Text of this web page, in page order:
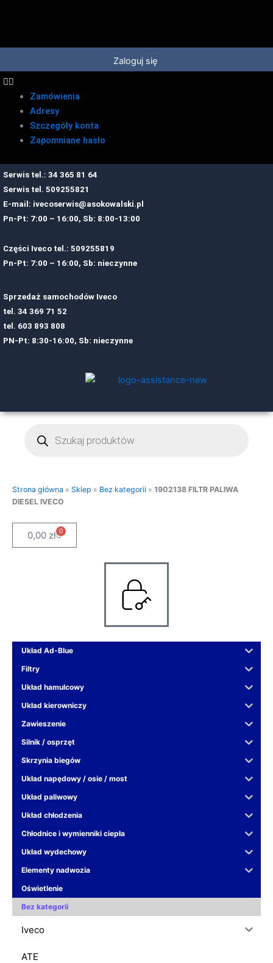
Zaloguj się
Zamówienia
Adresy
Szczegóły konta
Zapomniane hasło
Serwis tel.: 34 365 81 64
Serwis tel. 509255821
E-mail: ivecoserwis@asokowalski.pl
Pn-Pt: 7:00 – 16:00, Sb: 8:00-13:00
Części Iveco tel.: 509255819
Pn-Pt: 7:00 – 16:00, Sb: nieczynne
Sprzedaż samochodów Iveco
tel. 34 369 71 52
tel. 603 893 808
PN-Pt: 8:30-16:00, Sb: nieczynne
produktów
Strona główna » Sklep » Bez kategorii » 1902138 FILTR PALIWA
DIESEL IVECO
0,00 zł 0
Cart
Układ Ad-Blue
Filtry
Układ hamulcowy
Układ kierowniczy
Zawieszenie
Silnik / osprzęt
Skrzynia biegów
Układ napędowy / osie / most
Układ paliwowy
Układ chłodzenia
Chłodnice i wymienniki ciepła
Układ wydechowy
Elementy nadwozia
Oświetlenie
Bez kategorii
Iveco
ATE